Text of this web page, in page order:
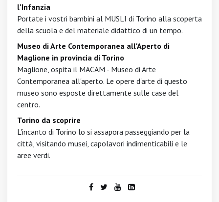
l'Infanzia
Portate i vostri bambini al MUSLI di Torino alla scoperta
della scuola e del materiale didattico di un tempo.
Museo di Arte Contemporanea all'Aperto di
Maglione in provincia di Torino
Maglione, ospita il MACAM - Museo di Arte
Contemporanea all'aperto. Le opere d'arte di questo
museo sono esposte direttamente sulle case del
centro.
Torino da scoprire
L'incanto di Torino lo si assapora passeggiando per la
città, visitando musei, capolavori indimenticabili e le
aree verdi.